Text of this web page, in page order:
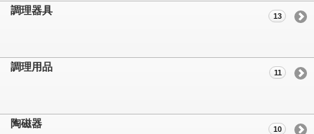
調理器具 13
調理用品 11
陶磁器 10